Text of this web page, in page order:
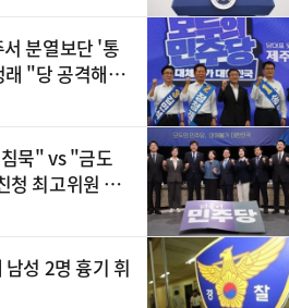
분열보단 '통
"당 공격해
묵" vs "금도
최고위원 후
성 2명 흉기 휘